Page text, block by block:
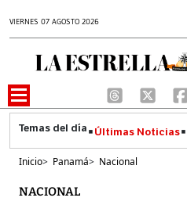
VIERNES 07 AGOSTO 2026
Últimas Noticias
Inicio> Panamá> Nacional
NACIONAL